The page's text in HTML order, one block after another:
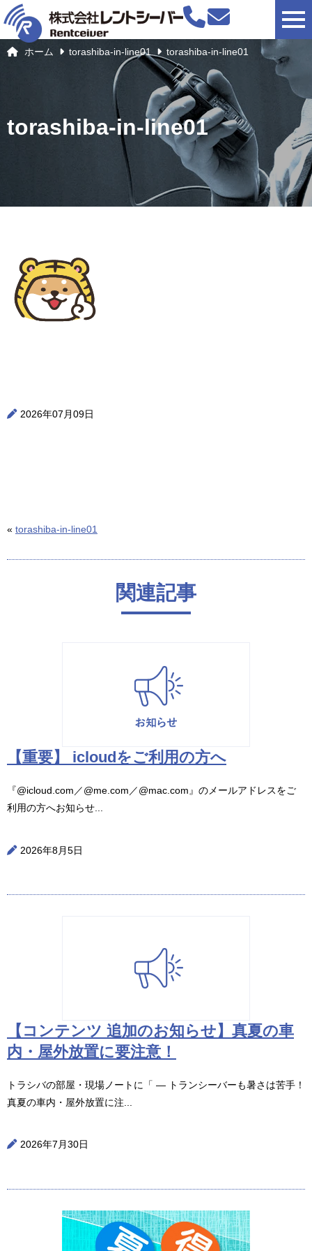
ホーム torashiba-in-line01 torashiba-in-line01
torashiba-in-line01
2026年07月09日
« torashiba-in-line01
関連記事
【重要】 icloudをご利用の方へ
『@icloud.com／@me.com／@mac.com』のメールアドレスをご
利用の方へお知らせ...
2026年8月5日
【コンテンツ 追加のお知らせ】真夏の車
内・屋外放置に要注意！
トラシバの部屋・現場ノートに「 ― トランシーバーも暑さは苦手！
真夏の車内・屋外放置に注...
2026年7月30日